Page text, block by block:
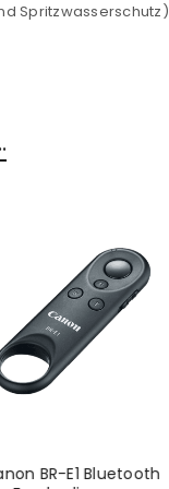
Spritzwasserschutz)
BR-E1 Bluetooth